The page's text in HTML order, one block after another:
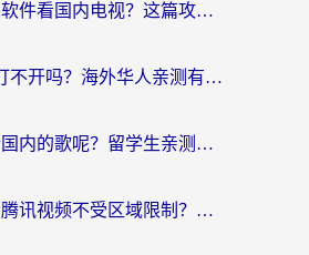
在日本用什么软件看国内电视？这篇攻略帮你告别地域限制
12123在国外打不开吗？海外华人亲测有效的回国加速方案
在国外如何听国内的歌呢？留学生亲测有效的回国加速方案
如何在国外看腾讯视频不受区域限制？留学生亲测有效的回国加速指南